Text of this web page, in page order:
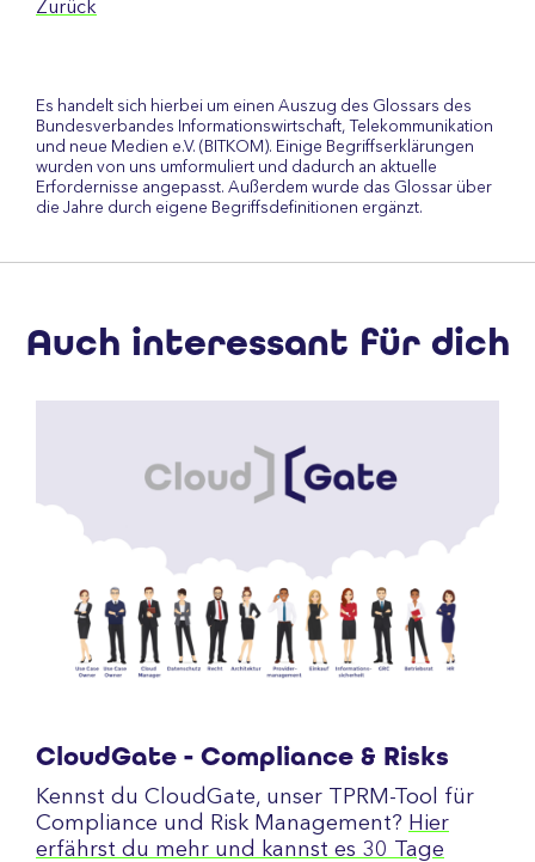
Zurück
Es handelt sich hierbei um einen Auszug des Glossars des
Bundesverbandes Informationswirtschaft, Telekommunikation
und neue Medien e.V. (BITKOM). Einige Begriffserklärungen
wurden von uns umformuliert und dadurch an aktuelle
Erfordernisse angepasst. Außerdem wurde das Glossar über
die Jahre durch eigene Begriffsdefinitionen ergänzt.
Auch interessant für dich
CloudGate - Compliance & Risks
Kennst du CloudGate, unser TPRM-Tool für
Compliance und Risk Management? Hier
erfährst du mehr und kannst es 30 Tage